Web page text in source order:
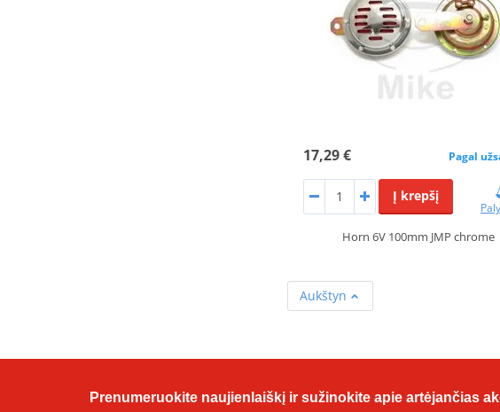
17,29 € Pagal
Į krepšį
Horn 6V 100mm JMP chrome
Aukštyn
Prenumeruokite naujienlaiškį ir sužinokite apie artėjančias